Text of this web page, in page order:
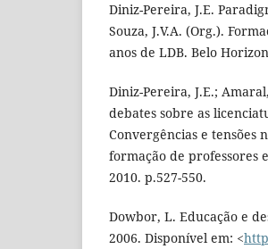
Diniz-Pereira, J.E.
Souza, J.V.A. (Org.).
anos de LDB. Belo
Diniz-Pereira, J.E.;
debates sobre as
Convergências e tensões
formação de professores
2010. p.527-550.
Dowbor, L. Educação e
2006. Disponível em: <